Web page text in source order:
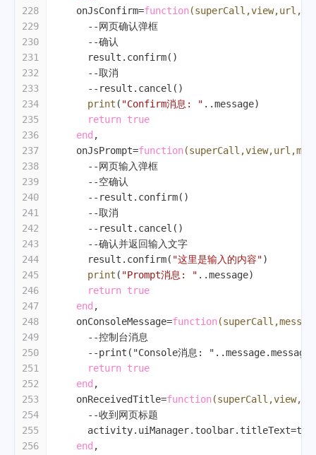
228
229
230
231
232
233
234
235
236
237
238
239
240
241
242
243
244
245
246
247
248
249
250
251
252
253
254
255
256
    onJsConfirm=
function
--网页确认弹框
--确认
      result.confirm()
--取消
--result.cancel()
print ( "Confirm消息: " ..message)
return true
end ,
    onJsPrompt=
function
--网页输入弹框
--空确认
--result.confirm()
--取消
--result.cancel()
--确认并返回输入文字
      result.confirm(
"这里是输入的内容")
print ( "Prompt消息: " ..message)
return true
end ,
    onConsoleMessage=
function
--控制台消息
--print("Console消息:
return true
end ,
    onReceivedTitle=
function
--收到网页标题
end ,